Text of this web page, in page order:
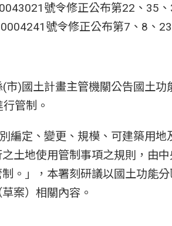
號令修正公布第22、35
號令修正公布第7、8、
)國土計畫主管機關公告國土
管制。
編定、變更、規模、可建築用
土地使用管制事項之規則，由
。」，本署刻研議以國土功能
案）相關內容。